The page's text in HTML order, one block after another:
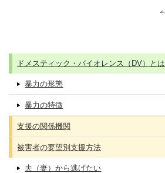
ドメスティック・バイオレンス（DV）とは
暴力の形態
暴力の特徴
支援の関係機関
被害者の要望別支援方法
夫（妻）から逃げたい